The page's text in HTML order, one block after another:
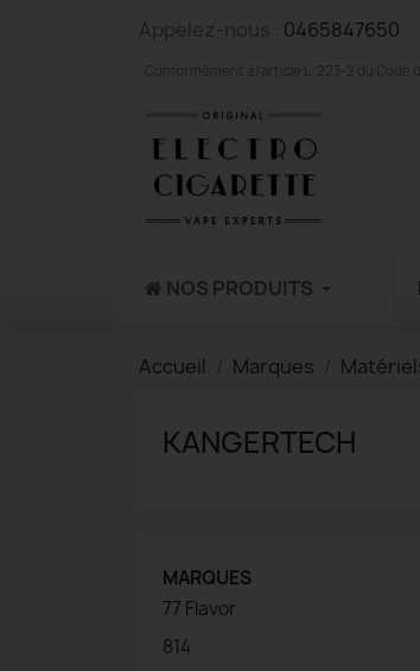
Appelez-nous : 0465847650
Conformément à l'article L. 223-2 du
NOS PRODUITS
Accueil Marques
KANGERTECH
MARQUES
77 Flavor
814